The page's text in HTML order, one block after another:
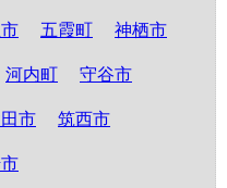
五霞町 神栖市
河内町 守谷市
市 筑西市